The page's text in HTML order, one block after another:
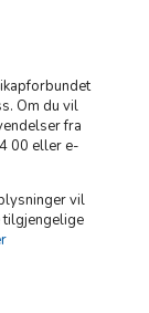
Om du vil
fra
00 eller e-
vil
tilgjengelige